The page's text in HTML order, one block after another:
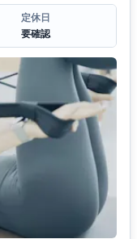
定休日
要確認